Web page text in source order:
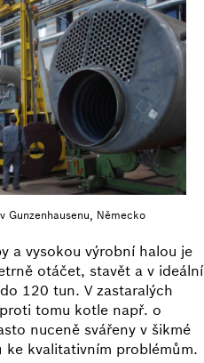
Gunzenhausenu, Německo
a vysokou výrobní halou je
otáčet, stavět a v ideální
120 tun. V zastaralých
tomu kotle např. o
nuceně svářeny v šikmé
ke kvalitativním problémům.